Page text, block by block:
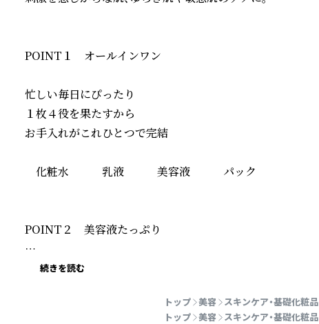
POINT１　オールインワン
忙しい毎日にぴったり
１枚４役を果たすから
お手入れがこれひとつで完結
化粧水　　　乳液　　　美容液　　　パック
POINT２　美容液たっぷり
コップ１.５杯分(370ml)の美容液でひたひたに
続きを読む
トップ 美容 スキンケア・基礎化粧品
トップ
美容 スキンケア・基礎化粧品